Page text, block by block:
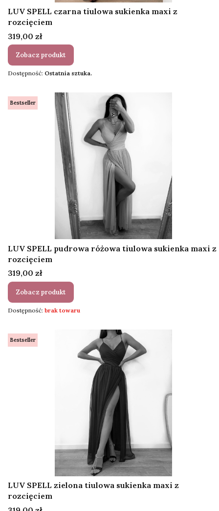
LUV SPELL czarna tiulowa sukienka maxi z
rozcięciem
Cena
319,00 zł
Zobacz produkt
Dostępność: Ostatnia sztuka.
Bestseller
LUV SPELL pudrowa różowa tiulowa sukienka maxi z
rozcięciem
Cena
319,00 zł
Zobacz produkt
Dostępność: brak towaru
Bestseller
LUV SPELL zielona tiulowa sukienka maxi z
rozcięciem